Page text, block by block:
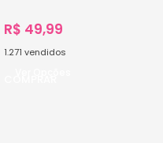
R$ 49,99
1.271 vendidos